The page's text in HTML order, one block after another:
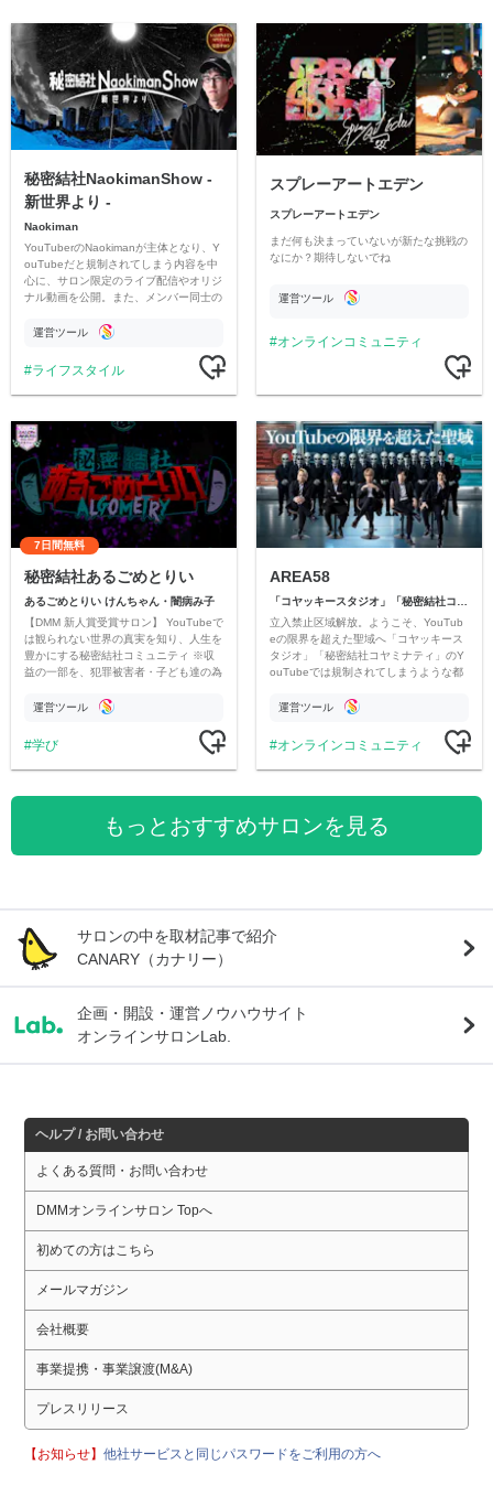
秘密結社NaokimanShow -
新世界より -
Naokiman
YouTuberのNaokimanが主体となり、Y
ouTubeだと規制されてしまう内容を中
心に、サロン限定のライブ配信やオリジ
ナル動画を公開。また、メンバー同士の
ただいています。
運営ツール
ライフスタイル
スプレーアートエデン
スプレーアートエデン
まだ何も決まっていないが新たな挑戦の
なにか？期待しないでね
運営ツール
オンラインコミュニティ
7日間無料
秘密結社あるごめとりい
あるごめとりい けんちゃん・闇病み子
【DMM 新人賞受賞サロン】 YouTubeで
は観られない世界の真実を知り、人生を
豊かにする秘密結社コミュニティ ※収
益の一部を、犯罪被害者・子ども達の為
す運営ツール
学び
AREA58
立入禁止区域解放。ようこそ、YouTub
eの限界を超えた聖域へ「コヤッキース
タジオ」「秘密結社コヤミナティ」のY
ouTubeでは規制されてしまうような都
公開。
運営ツール
オンラインコミュニティ
もっとおすすめサロンを見る
サロンの中を取材記事で紹介
CANARY（カナリー）
企画・開設・運営ノウハウサイト
オンラインサロンLab.
ヘルプ / お問い合わせ
よくある質問・お問い合わせ
DMMオンラインサロン Topへ
初めての方はこちら
メールマガジン
会社概要
事業提携・事業譲渡(M&A)
プレスリリース
【お知らせ】他社サービスと同じパスワードをご利用の方へ